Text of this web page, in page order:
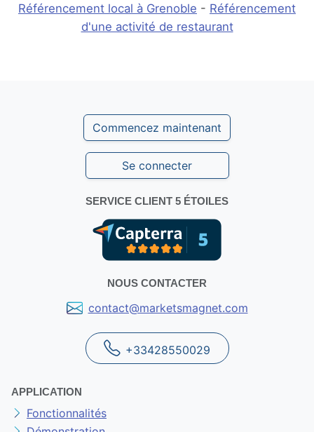
Référencement local à Grenoble - Référencement
d'une activité de restaurant
Commencez maintenant
Se connecter
SERVICE CLIENT 5 ÉTOILES
NOUS CONTACTER
contact@marketsmagnet.com
+33428550029
APPLICATION
Fonctionnalités